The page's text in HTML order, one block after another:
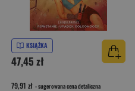
KSIĄŻKA
47,45 zł
79,91 zł - sugerowana cena detaliczna